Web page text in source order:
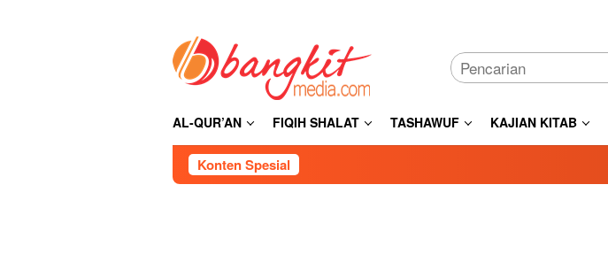
AL-QUR’AN FIQIH SHALAT TASHAWUF KAJIAN KITAB
Konten Spesial